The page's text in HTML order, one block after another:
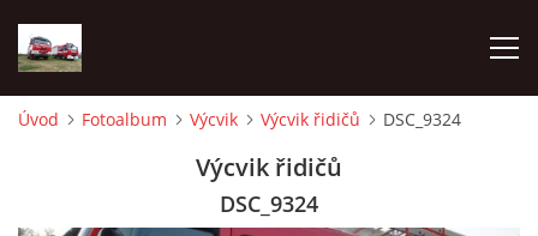
Úvod Fotoalbum Výcvik Výcvik řidičů DSC_9324
Výcvik řidičů
DSC_9324